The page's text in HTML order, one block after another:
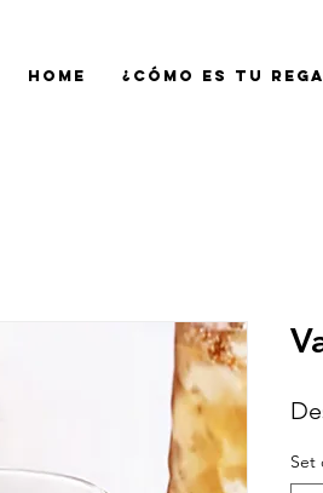
Home ¿Cómo es tu
Set